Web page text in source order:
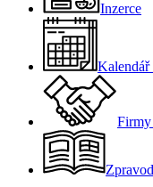
Inzerce
Kalendář
Firmy